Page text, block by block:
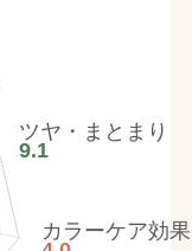
ツヤ・まとまり
9.1
カラーケア効果